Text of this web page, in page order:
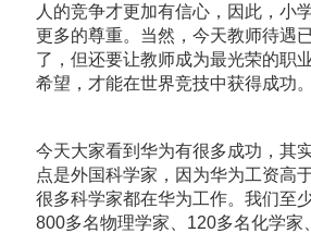
人的竞争才更加有信心，因此，小
更多的尊重。当然，今天教师待遇
了，但还要让教师成为最光荣的职
希望，才能在世界竞技中获得成功。
今天大家看到华为有很多成功，其
点是外国科学家，因为华为工资高
很多科学家都在华为工作。我们至
800多名物理学家、120多名化学家